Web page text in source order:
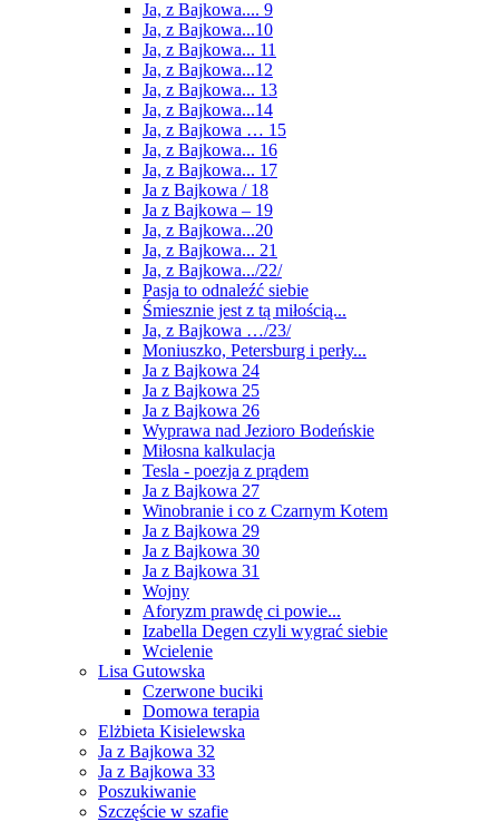
Ja, z Bajkowa.... 9
Ja, z Bajkowa...10
Ja, z Bajkowa... 11
Ja, z Bajkowa...12
Ja, z Bajkowa... 13
Ja, z Bajkowa...14
Ja, z Bajkowa … 15
Ja, z Bajkowa... 16
Ja, z Bajkowa... 17
Ja z Bajkowa / 18
Ja z Bajkowa – 19
Ja, z Bajkowa...20
Ja, z Bajkowa... 21
Ja, z Bajkowa.../22/
Pasja to odnaleźć siebie
Śmiesznie jest z tą miłością...
Ja, z Bajkowa …/23/
Moniuszko, Petersburg i perły...
Ja z Bajkowa 24
Ja z Bajkowa 25
Ja z Bajkowa 26
Wyprawa nad Jezioro Bodeńskie
Miłosna kalkulacja
Tesla - poezja z prądem
Ja z Bajkowa 27
Winobranie i co z Czarnym Kotem
Ja z Bajkowa 29
Ja z Bajkowa 30
Ja z Bajkowa 31
Wojny
Aforyzm prawdę ci powie...
Izabella Degen czyli wygrać siebie
Wcielenie
Lisa Gutowska
Czerwone buciki
Domowa terapia
Elżbieta Kisielewska
Ja z Bajkowa 32
Ja z Bajkowa 33
Poszukiwanie
Szczęście w szafie